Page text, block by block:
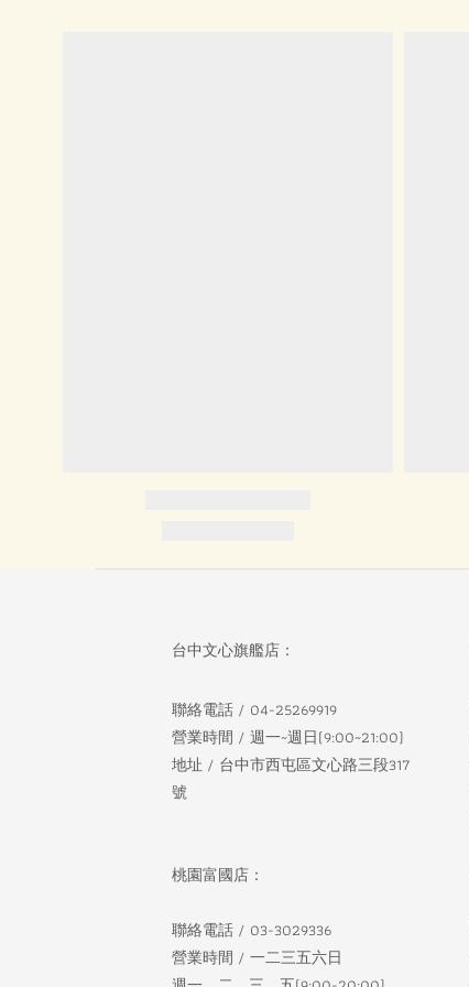
台中文心旗艦店：
聯絡電話 / 04-25269919
營業時間 / 週一~週日(9:00~21:00)
地址 / 台中市西屯區文心路三段317
號
桃園富國店：
聯絡電話 / 03-3029336
營業時間 / 一二三五六日